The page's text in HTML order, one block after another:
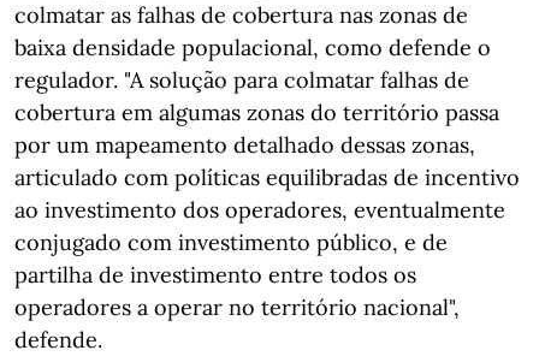
colmatar as falhas de cobertura nas zonas de
baixa densidade populacional, como defende o
regulador. "A solução para colmatar falhas de
cobertura em algumas zonas do território passa
por um mapeamento detalhado dessas zonas,
articulado com políticas equilibradas de incentivo
ao investimento dos operadores, eventualmente
conjugado com investimento público, e de
partilha de investimento entre todos os
operadores a operar no território nacional",
defende.